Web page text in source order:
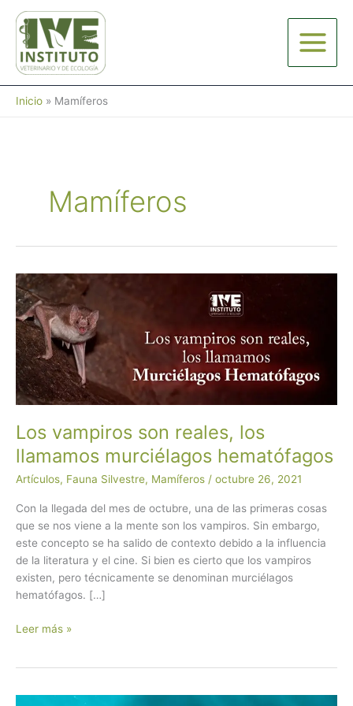
contenido
Inicio Mamíferos
Mamíferos
Los vampiros son reales, los
llamamos murciélagos hematófagos
Artículos, Fauna Silvestre, Mamíferos / octubre 26, 2021
Con la llegada del mes de octubre, una de las primeras cosas
que se nos viene a la mente son los vampiros. Sin embargo,
este concepto se ha salido de contexto debido a la influencia
de la literatura y el cine. Si bien es cierto que los vampiros
existen, pero técnicamente se denominan murciélagos
hematófagos. […]
Los
los
Leer más »